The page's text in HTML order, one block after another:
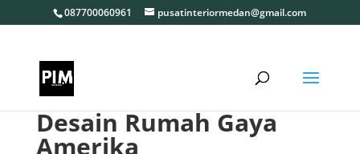
087700060961 pusatinteriormedan@gmail.com
Desain Rumah Gaya
Amerika